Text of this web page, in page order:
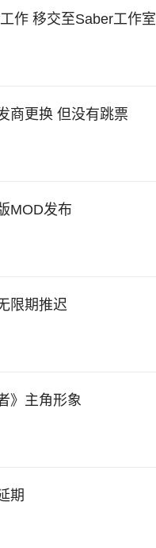
作 移交至Saber工作室
商更换 但没有跳票
MOD发布
限期推迟
》主角形象
期